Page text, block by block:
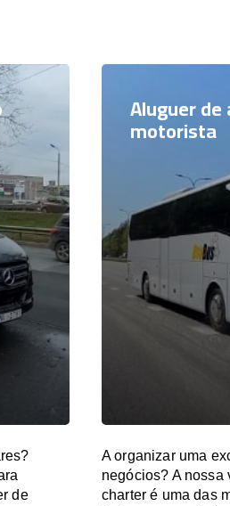
de
Aluguer
motorista
A organizar uma
negócios? A nossa
charter é uma das